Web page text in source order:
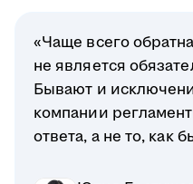
«Чаще всего
не является
Бывают и
компании
ответа, а не то, как